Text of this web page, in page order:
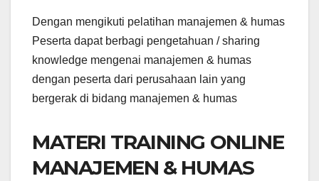
Dengan mengikuti pelatihan manajemen & humas
Peserta dapat berbagi pengetahuan / sharing
knowledge mengenai manajemen & humas
dengan peserta dari perusahaan lain yang
bergerak di bidang manajemen & humas
MATERI TRAINING ONLINE
MANAJEMEN & HUMAS